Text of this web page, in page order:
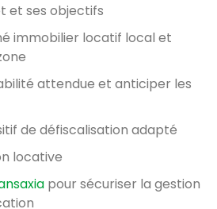
et ses objectifs
immobilier locatif local et
attendue et anticiper les
de défiscalisation adapté
locative
pour sécuriser la gestion